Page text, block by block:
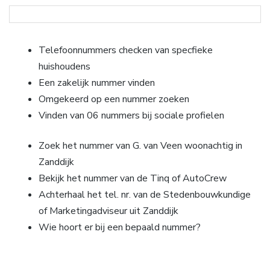
Telefoonnummers checken van specfieke
huishoudens
Een zakelijk nummer vinden
Omgekeerd op een nummer zoeken
Vinden van 06 nummers bij sociale profielen
Zoek het nummer van G. van Veen woonachtig in
Zanddijk
Bekijk het nummer van de Tinq of AutoCrew
Achterhaal het tel. nr. van de Stedenbouwkundige
of Marketingadviseur uit Zanddijk
Wie hoort er bij een bepaald nummer?